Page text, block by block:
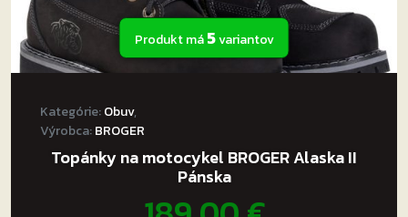
Produkt má5variantov
Kategórie:Obuv,
Výrobca:BROGER
Topánky na motocykel BROGER Alaska II
Pánska